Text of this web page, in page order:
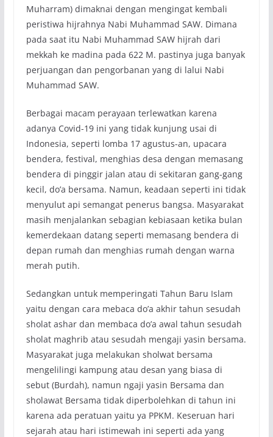
Muharram) dimaknai dengan mengingat kembali
peristiwa hijrahnya Nabi Muhammad SAW. Dimana
pada saat itu Nabi Muhammad SAW hijrah dari
mekkah ke madina pada 622 M. pastinya juga banyak
perjuangan dan pengorbanan yang di lalui Nabi
Muhammad SAW.
Berbagai macam perayaan terlewatkan karena
adanya Covid-19 ini yang tidak kunjung usai di
Indonesia, seperti lomba 17 agustus-an, upacara
bendera, festival, menghias desa dengan memasang
bendera di pinggir jalan atau di sekitaran gang-gang
kecil, do’a bersama. Namun, keadaan seperti ini tidak
menyulut api semangat penerus bangsa. Masyarakat
masih menjalankan sebagian kebiasaan ketika bulan
kemerdekaan datang seperti memasang bendera di
depan rumah dan menghias rumah dengan warna
merah putih.
Sedangkan untuk memperingati Tahun Baru Islam
yaitu dengan cara mebaca do’a akhir tahun sesudah
sholat ashar dan membaca do’a awal tahun sesudah
sholat maghrib atau sesudah mengaji yasin bersama.
Masyarakat juga melakukan sholwat bersama
mengelilingi kampung atau desan yang biasa di
sebut (Burdah), namun ngaji yasin Bersama dan
sholawat Bersama tidak diperbolehkan di tahun ini
karena ada peratuan yaitu ya PPKM. Keseruan hari
sejarah atau hari istimewah ini seperti ada yang